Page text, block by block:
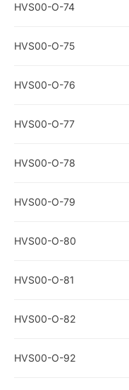
HVS00-O-74
HVS00-O-75
HVS00-O-76
HVS00-O-77
HVS00-O-78
HVS00-O-79
HVS00-O-80
HVS00-O-81
HVS00-O-82
HVS00-O-92